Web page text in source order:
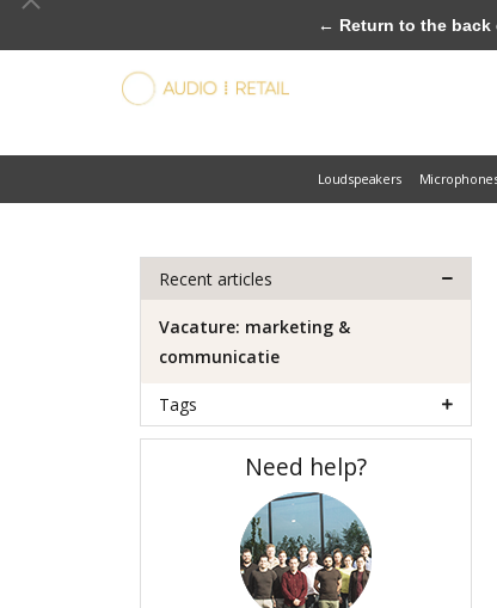
Loudspeakers
Recent articles
Vacature: marketing &
communicatie
Tags
Need help?
← Return to the back